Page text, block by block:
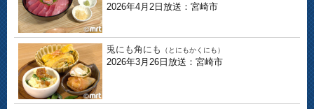
2026年4月2日放送：宮崎市
兎にも角にも （とにもかくにも）
2026年3月26日放送：宮崎市